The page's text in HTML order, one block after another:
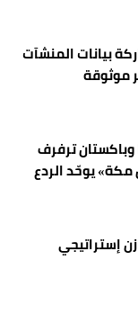
بيانات المنشآت
موثوقة
وباكستان ترفرف
مكة» يوحّد الردع
إستراتيجي